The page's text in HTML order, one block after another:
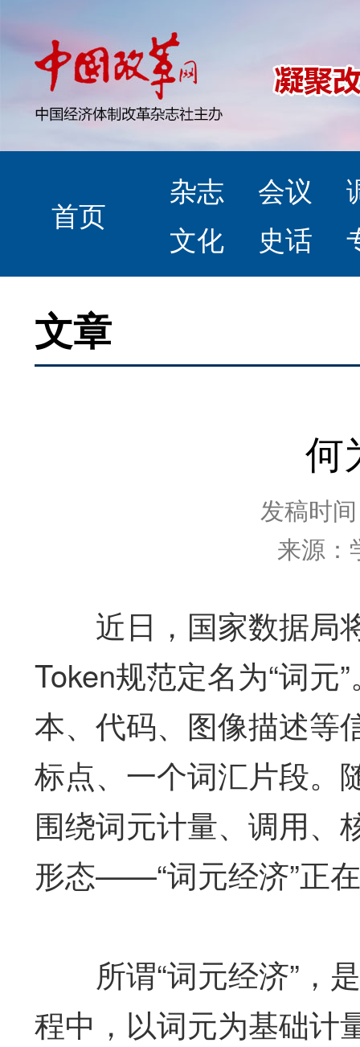
首页
杂志 会议
文化
史话
文章
何
发稿时
来源：
近日，国家数据局
Token规范定名为“词元
本、代码、图像描述等
标点、一个词汇片段。
围绕词元计量、调用、
形态——“词元经济”正
所谓“词元经济”，是
程中，以词元为基础计